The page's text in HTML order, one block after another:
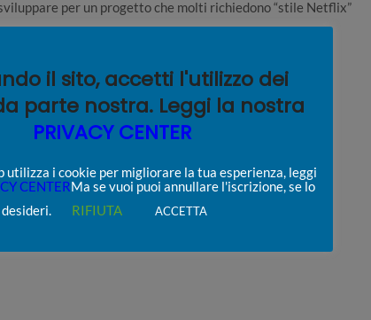
per un progetto che molti richiedono “stile Netflix”
il sito, accetti l'utilizzo dei
parte nostra. Leggi la nostra
PRIVACY CENTER
utilizza i cookie per migliorare la tua esperienza, leggi
CENTERMa se vuoi puoi annullare l'iscrizione, se lo
desideri.
RIFIUTA ACCETTA